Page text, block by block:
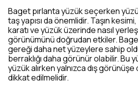
Baget pırlanta yüzük seçerken
taş yapısı da önemlidir. Taşın
karatı ve yüzük üzerinde nasıl
görünümünü doğrudan etkiler.
gereği daha net yüzeylere sahip
berraklığı daha görünür olabilir. Bu
yüzük alırken yalnızca dış
dikkat edilmelidir.